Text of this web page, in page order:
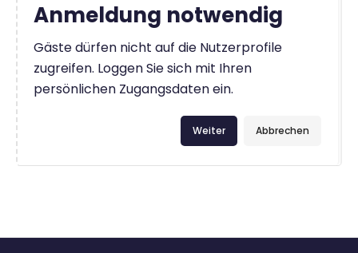
Anmeldung notwendig
Gäste dürfen nicht auf die Nutzerprofile
zugreifen. Loggen Sie sich mit Ihren
persönlichen Zugangsdaten ein.
Abbrechen
Weiter